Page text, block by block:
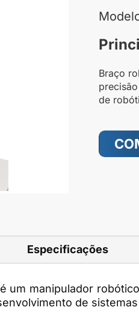
Braço
de
Especificações
é um manipulador
de